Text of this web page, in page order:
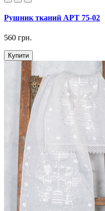
Рушник тканий АРТ 75-02
560 грн.
Купити